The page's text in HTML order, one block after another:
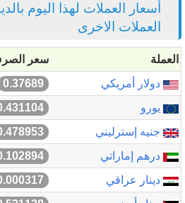
أسعار العملات لهذا اليوم
العملات الاخرى
العملة
سعر
دولار أمريكي
0.37689
يورو
جنيه إسترليني
درهم إماراتي
دينار عراقي